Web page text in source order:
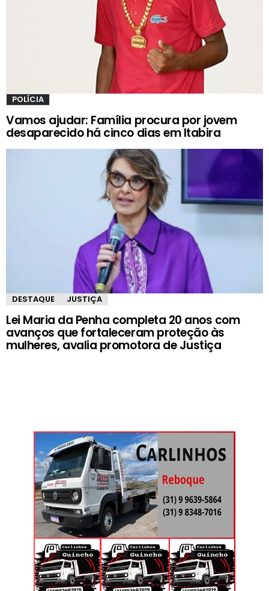
POLÍCIA
Vamos ajudar: Família procura por jovem
desaparecido há cinco dias em Itabira
DESTAQUE JUSTIÇA
Lei Maria da Penha completa 20 anos com
avanços que fortaleceram proteção às
mulheres, avalia promotora de Justiça